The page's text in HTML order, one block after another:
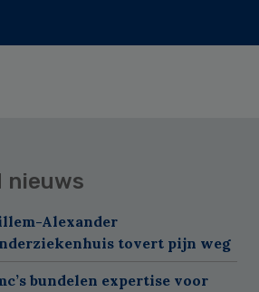
nieuws
Alexander
tovert pijn weg
bundelen expertise voor